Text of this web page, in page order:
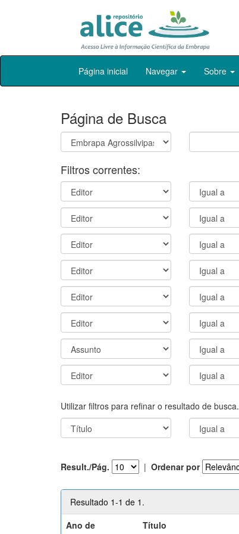
Skip
Página inicial Navegar Sobre
Página de Busca
Filtros correntes:
Utilizar filtros para refinar o resultado de busca.
Result./Pág. | Ordenar por
Resultado 1-1 de 1.
Ano de
Título